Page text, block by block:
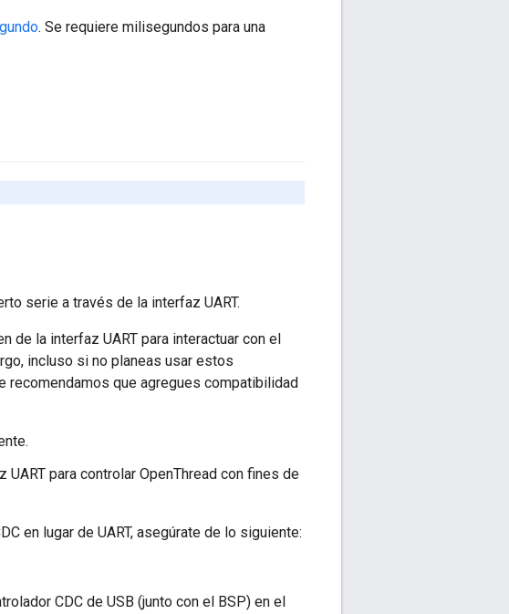
. Se requiere milisegundos para una
serie a través de la interfaz UART.
de la interfaz UART para interactuar con el
incluso si no planeas usar estos
recomendamos que agregues compatibilidad
para controlar OpenThread con fines de
en lugar de UART, asegúrate de lo siguiente:
CDC de USB (junto con el BSP) en el